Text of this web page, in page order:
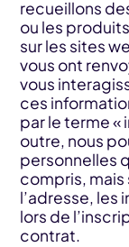
recueillons
ou les
sur les sites
vous ont
vous
ces
par le terme «
outre, nous
personnelles
compris, mais
l’adresse, les
lors de
contrat.